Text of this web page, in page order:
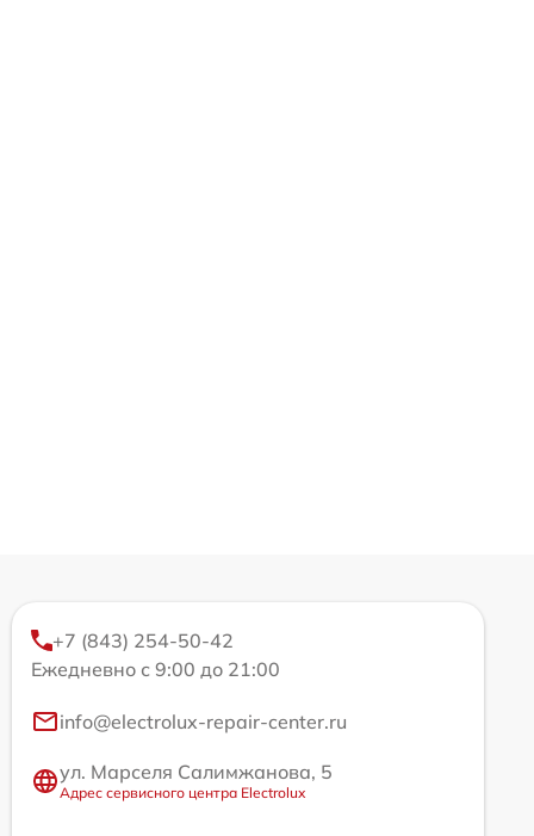
+7 (843) 254-50-42
Ежедневно с 9:00 до 21:00
info@electrolux-repair-center.ru
ул. Марселя Салимжанова, 5
Адрес сервисного центра Electrolux